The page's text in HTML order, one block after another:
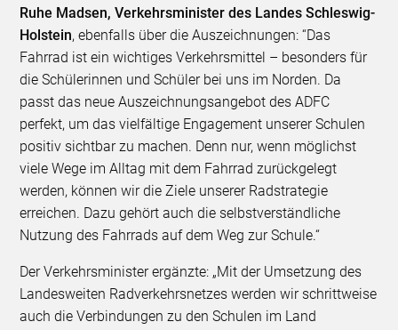
Ruhe Madsen, Verkehrsminister des Landes Schleswig-
Holstein, ebenfalls über die Auszeichnungen: “Das
Fahrrad ist ein wichtiges Verkehrsmittel – besonders für
die Schülerinnen und Schüler bei uns im Norden. Da
passt das neue Auszeichnungsangebot des ADFC
perfekt, um das vielfältige Engagement unserer Schulen
positiv sichtbar zu machen. Denn nur, wenn möglichst
viele Wege im Alltag mit dem Fahrrad zurückgelegt
werden, können wir die Ziele unserer Radstrategie
erreichen. Dazu gehört auch die selbstverständliche
Nutzung des Fahrrads auf dem Weg zur Schule.“
Der Verkehrsminister ergänzte: „Mit der Umsetzung des
Landesweiten Radverkehrsnetzes werden wir schrittweise
auch die Verbindungen zu den Schulen im Land